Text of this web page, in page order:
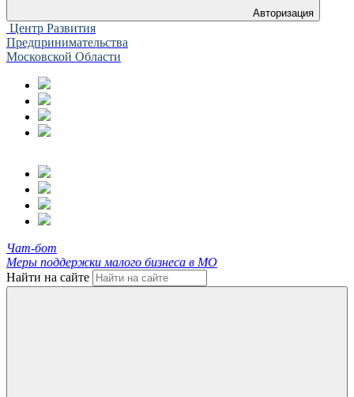
Авторизация
Центр Развития
Предпринимательства
Московской Области
Чат-бот
Меры поддержки малого бизнеса в МО
Найти на сайте